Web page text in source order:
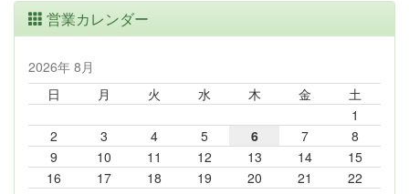
営業カレンダー
2026年 8月
日
月 火 水 木 金
土
1
2
3 4 5 6 7
8
9
10 11 12 13 14
15
16
17 18 19 20 21
22